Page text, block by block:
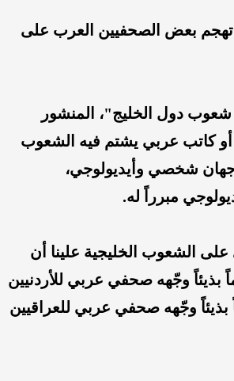
بعض الصحفيين العرب على
دول الخليج"، المنشور
كاتب عربي يشتم فيه الشعوب
شخصي وأيديولوجي،
مبرراً له.
الشعوب الخليجية علينا أن
بذيئاً وجّهه صحفي عربي للأردنيين
بذيئاً وجّهه صحفي عربي للعراقيين